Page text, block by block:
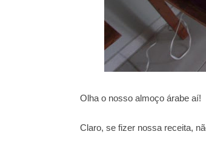
Olha o nosso almoço árabe aí!
Claro, se fizer nossa receita,